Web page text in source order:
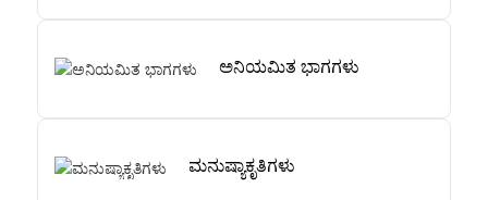
ಅನಿಯಮಿತ ಭಾಗಗಳು
ಮನುಷ್ಯಾಕೃತಿಗಳು